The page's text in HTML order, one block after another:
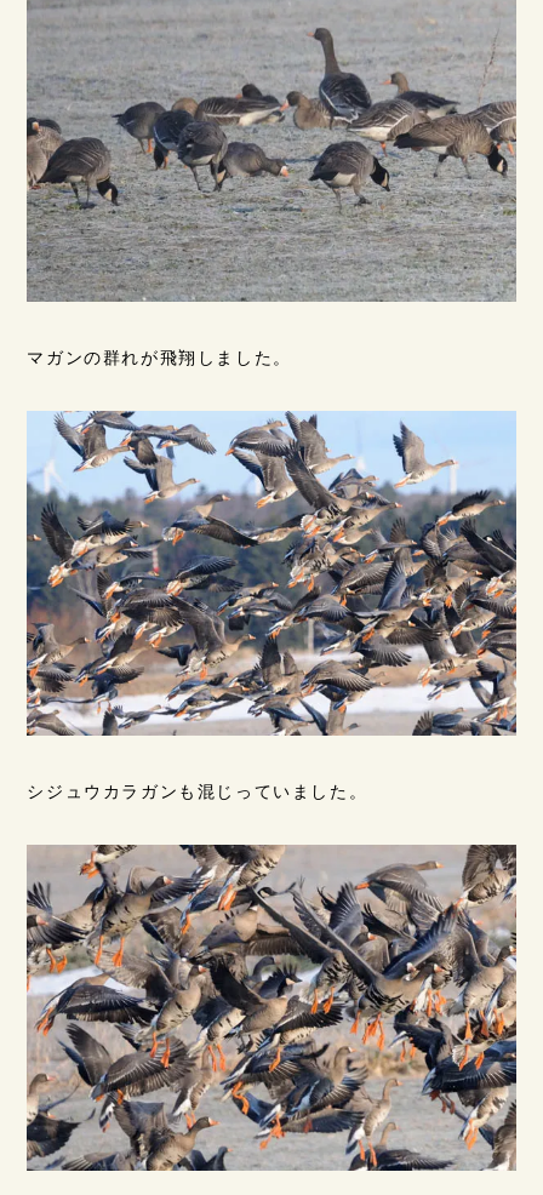
マガンの群れが飛翔しました。
シジュウカラガンも混じっていました。